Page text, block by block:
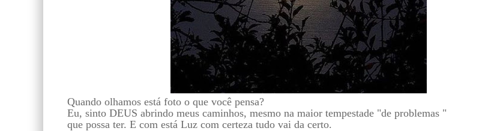
Quando olhamos está foto o que você pensa?
Eu, sinto DEUS abrindo meus caminhos, mesmo na maior tempestade "de problemas "
que possa ter. E com está Luz com certeza tudo vai da certo.